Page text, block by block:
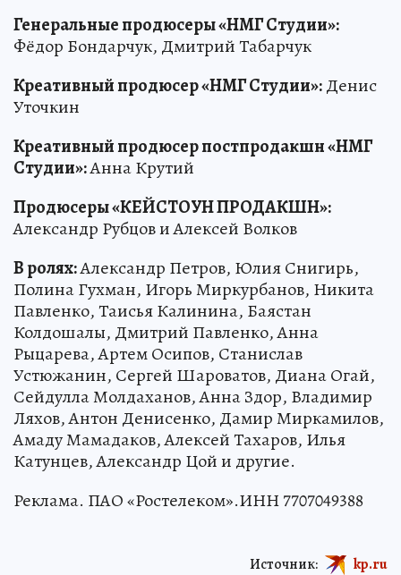
Генеральные продюсеры «НМГ Студии»:
Фёдор Бондарчук, Дмитрий Табарчук
Креативный продюсер «НМГ Студии»:Денис
Уточкин
Креативный продюсер постпродакшн «НМГ
Студии»:Анна Крутий
Продюсеры «КЕЙСТОУН ПРОДАКШН»:
Александр Рубцов и Алексей Волков
В ролях:Александр Петров, Юлия Снигирь,
Полина Гухман, Игорь Миркурбанов, Никита
Павленко, Таисья Калинина, Баястан
Колдошалы, Дмитрий Павленко, Анна
Рыцарева, Артем Осипов, Станислав
Устюжанин, Сергей Шароватов, Диана Огай,
Сейдулла Молдаханов, Анна Здор, Владимир
Ляхов, Антон Денисенко, Дамир Миркамилов,
Амаду Мамадаков, Алексей Тахаров, Илья
Катунцев, Александр Цой и другие.
Реклама. ПАО «Ростелеком».ИНН 7707049388
Источник: kp.ru